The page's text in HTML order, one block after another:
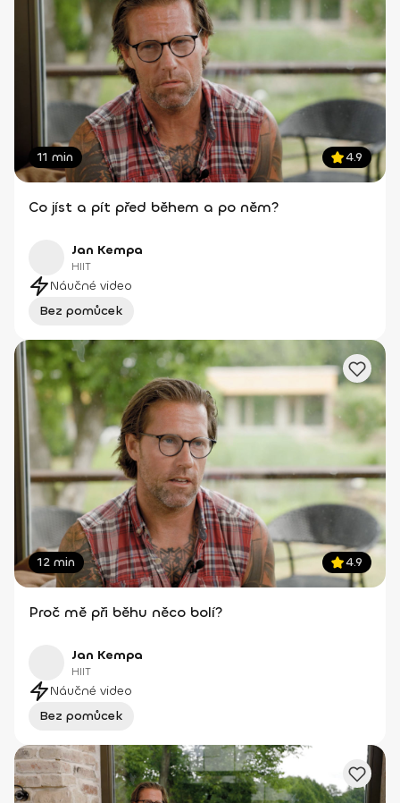
11 min 4.9
Co jíst a pít před během a po něm?
Jan Kempa
HIIT
Náučné video
Bez pomůcek
12 min 4.9
Proč mě při běhu něco bolí?
Jan Kempa
HIIT
Náučné video
Bez pomůcek